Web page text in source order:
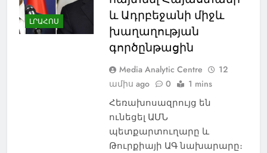
ԼՐԱՀՈՍ
և Ադրբեջանի միջև
խաղաղության
գործընթացին
Media Analytic Centre
12
ամիս ago
0 1 mins
Հեռախոսազրույց են
ունեցել ԱՄՆ
պետքարտուղարը և
Թուրքիայի ԱԳ նախարարը։